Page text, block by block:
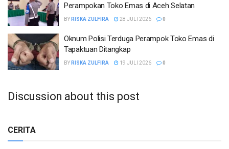
Perampokan Toko Emas di Aceh Selatan
BY RISKA ZULFIRA 28 JULI 2026 0
Oknum Polisi Terduga Perampok Toko Emas di
Tapaktuan Ditangkap
BY RISKA ZULFIRA 19 JULI 2026 0
Discussion about this post
CERITA